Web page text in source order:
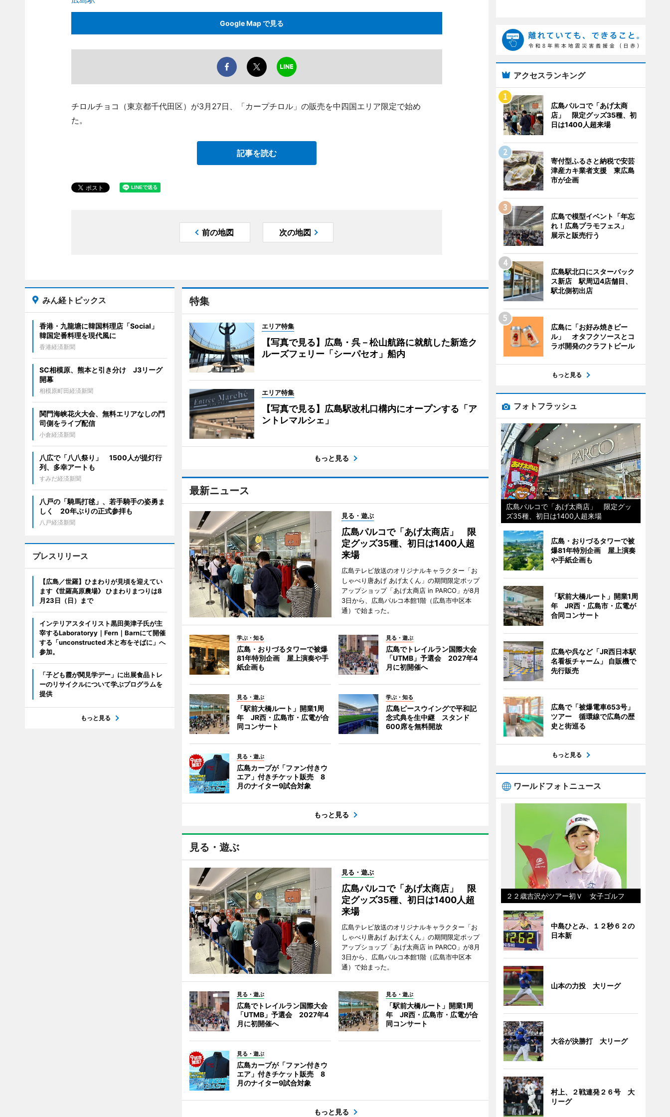
Google Map で見る
チロルチョコ（東京都千代田区）が3月27日、「カープチロル」の販売を中四国エリア限定で始め
た。
記事を読む
前の地図 次の地図
特集
エリア特集
【写真で見る】広島・呉－松山航路に就航した新造ク
ルーズフェリー「シーパセオ」船内
エリア特集
【写真で見る】広島駅改札口構内にオープンする「ア
ントレマルシェ」
もっと見る
最新ニュース
見る・遊ぶ
広島パルコで「あげ太商店」 限
定グッズ35種、初日は1400人超
来場
広島テレビ放送のオリジナルキャラクター「お
しゃべり唐あげ あげ太くん」の期間限定ポップ
アップショップ「あげ太商店 in PARCO」が8月
3日から、広島パルコ本館1階（広島市中区本
通）で始まった。
学ぶ・知る
広島・おりづるタワーで被爆
81年特別企画 屋上演奏や手
紙企画も
見る・遊ぶ
広島でトレイルラン国際大会
「UTMB」予選会 2027年4
月に初開催へ
見る・遊ぶ
「駅前大橋ルート」開業1周
年 JR西・広島市・広電が合
同コンサート
学ぶ・知る
広島ピースウイングで平和記
念式典を生中継 スタンド
600席を無料開放
見る・遊ぶ
広島カープが「ファン付きウ
エア」付きチケット販売 8
月のナイター9試合対象
もっと見る
見る・遊ぶ
見る・遊ぶ
広島パルコで「あげ太商店」 限
定グッズ35種、初日は1400人超
来場
広島テレビ放送のオリジナルキャラクター「お
しゃべり唐あげ あげ太くん」の期間限定ポップ
アップショップ「あげ太商店 in PARCO」が8月
3日から、広島パルコ本館1階（広島市中区本
通）で始まった。
見る・遊ぶ
広島でトレイルラン国際大会
「UTMB」予選会 2027年4
月に初開催へ
見る・遊ぶ
「駅前大橋ルート」開業1周
年 JR西・広島市・広電が合
同コンサート
見る・遊ぶ
広島カープが「ファン付きウ
エア」付きチケット販売 8
月のナイター9試合対象
もっと見る
みん経トピックス
香港・九龍塘に韓国料理店「Social」
韓国定番料理を現代風に
香港経済新聞
SC相模原、熊本と引き分け J3リーグ
開幕
相模原町田経済新聞
関門海峡花火大会、無料エリアなしの門
司側をライブ配信
小倉経済新聞
八広で「八八祭り」 1500人が提灯行
列、多幸アートも
すみだ経済新聞
八戸の「騎馬打毬」、若手騎手の姿勇ま
しく 20年ぶりの正式参拝も
八戸経済新聞
プレスリリース
【広島／世羅】ひまわりが見頃を迎えてい
ます《世羅高原農場》 ひまわりまつりは8
月23日（日）まで
インテリアスタイリスト黒田美津子氏が主
宰するLaboratoryy｜Fern｜Barnにて開催
する「unconstructed 木と布をそばに」へ
参加。
「子ども霞が関見学デー」に出展食品トレ
ーのリサイクルについて学ぶプログラムを
提供
もっと見る
アクセスランキング
広島パルコで「あげ太商
店」 限定グッズ35種、初
日は1400人超来場
寄付型ふるさと納税で安芸
津産カキ業者支援 東広島
市が企画
広島で模型イベント「年忘
れ！広島プラモフェス」
展示と販売行う
広島駅北口にスターバック
ス新店 駅周辺4店舗目、
駅北側初出店
広島に「お好み焼きビー
ル」 オタフクソースとコ
ラボ開発のクラフトビール
もっと見る
フォトフラッシュ
広島パルコで「あげ太商店」 限定グッ
ズ35種、初日は1400人超来場
広島・おりづるタワーで被
爆81年特別企画 屋上演奏
や手紙企画も
「駅前大橋ルート」開業1周
年 JR西・広島市・広電が
合同コンサート
広島や呉など「JR西日本駅
名看板チャーム」 自販機で
先行販売
広島で「被爆電車653号」
ツアー 循環線で広島の歴
史と街巡る
もっと見る
ワールドフォトニュース
２２歳吉沢がツアー初Ｖ 女子ゴルフ
中島ひとみ、１２秒６２の
日本新
山本の力投 大リーグ
大谷が決勝打 大リーグ
村上、２戦連発２６号 大
リーグ